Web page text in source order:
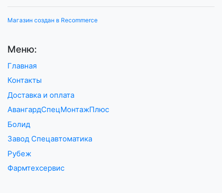
Магазин создан в Recommerce
Меню:
Главная
Контакты
Доставка и оплата
АвангардСпецМонтажПлюс
Болид
Завод Спецавтоматика
Рубеж
Фармтехсервис